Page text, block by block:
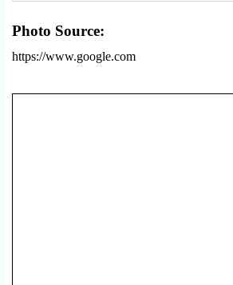
Photo Source:
https://www.google.com